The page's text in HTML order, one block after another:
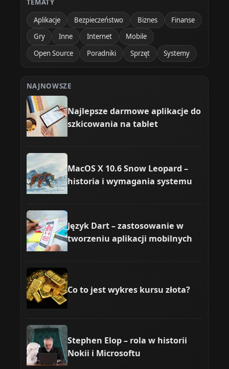
TEMATY
Aplikacje
Bezpieczeństwo Biznes
Finanse
Gry
Inne Internet
Mobile
Open Source
Poradniki Sprzęt Systemy
NAJNOWSZE
Najlepsze darmowe aplikacje do
szkicowania na tablet
MacOS X 10.6 Snow Leopard –
historia i wymagania systemu
Język Dart – zastosowanie w
tworzeniu aplikacji mobilnych
Co to jest wykres kursu złota?
Stephen Elop – rola w historii
Nokii i Microsoftu